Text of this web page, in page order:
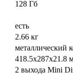
128 Гб
есть
2.66 кг
металлический
418.5x287x21.8
2 выхода Mini